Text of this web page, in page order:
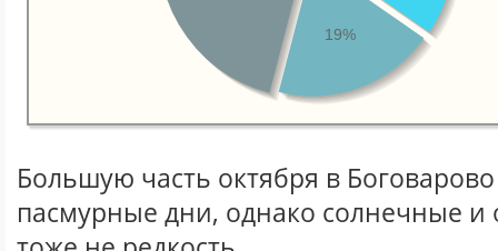
19%
Большую часть октября в
пасмурные дни, однако солнечные